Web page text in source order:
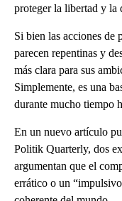
proteger la libertad y la
Si bien las acciones de
parecen repentinas y
más clara para sus
Simplemente, es una
durante mucho tiempo
En un nuevo artículo
Politik Quarterly, dos
argumentan que el
errático o un